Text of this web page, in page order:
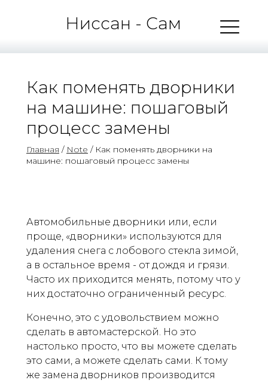
Ниссан - Сам
Как поменять дворники
на машине: пошаговый
процесс замены
Главная / Note / Как поменять дворники на
машине: пошаговый процесс замены
Автомобильные дворники или, если
проще, «дворники» используются для
удаления снега с лобового стекла зимой,
а в остальное время - от дождя и грязи.
Часто их приходится менять, потому что у
них достаточно ограниченный ресурс.
Конечно, это с удовольствием можно
сделать в автомастерской. Но это
настолько просто, что вы можете сделать
это сами, а можете сделать сами. К тому
же замена дворников производится